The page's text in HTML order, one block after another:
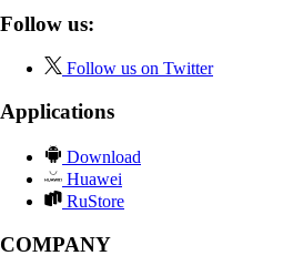
Follow us:
Follow us on Twitter
Applications
Download
Huawei
RuStore
COMPANY